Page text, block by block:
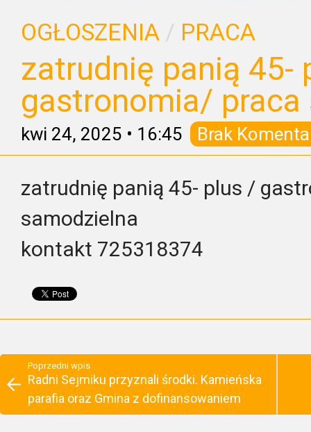
OGŁOSZENIA / PRACA
zatrudnię panią 45-
gastronomia/
kwi 24, 2025 • 16:45 Brak
zatrudnię panią 45- plus /
samodzielna
kontakt 725318374
Poprzedni wpis
Radni Sejmiku przyznali środki. Kamieńska
parafia oraz Gmina z dofinansowaniem